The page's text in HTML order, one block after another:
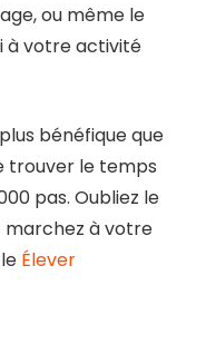
ou même le
à votre activité
bénéfique que
trouver le temps
pas. Oubliez le
à votre
Élever